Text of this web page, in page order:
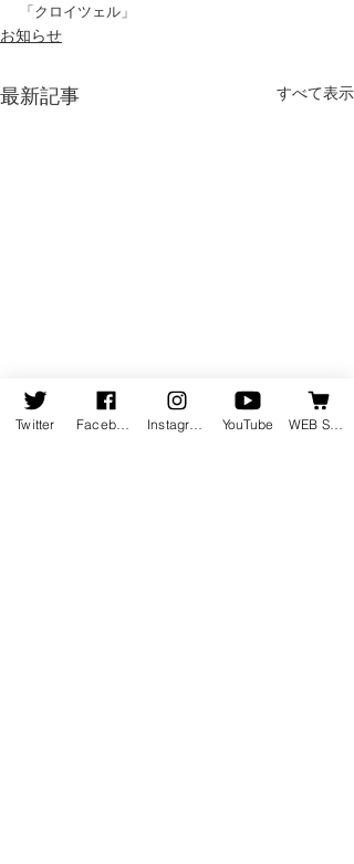
「クロイツェル」
お知らせ
最新記事 すべて表示
Twitter YouTube